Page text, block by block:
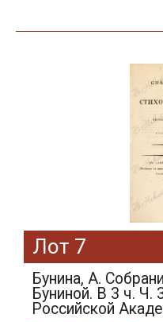
Лот 7
Бунина, А.
Буниной. В 3 ч. Ч.
Российской